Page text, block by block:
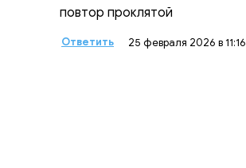
повтор проклятой
Ответить 25 февраля 2026 в 11:16